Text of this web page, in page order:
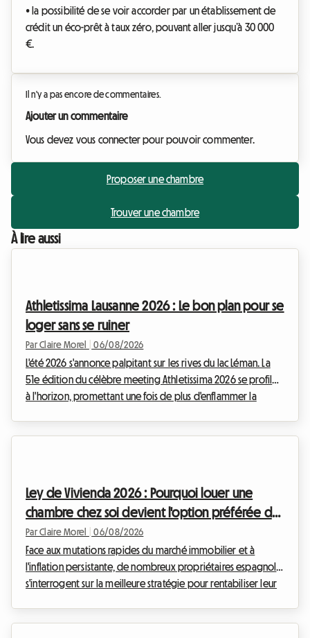
• la possibilité de se voir accorder par un établissement de
crédit un éco-prêt à taux zéro, pouvant aller jusqu’à 30 000
€.
Il n'y a pas encore de commentaires.
Ajouter un commentaire
Vous devez vous connecter pour pouvoir commenter.
Proposer une chambre
Trouver une chambre
À lire aussi
Athletissima Lausanne 2026 : Le bon plan pour se
loger sans se ruiner
Par Claire Morel 06/08/2026
L'été 2026 s'annonce palpitant sur les rives du lac Léman. La
51e édition du célèbre meeting Athletissima 2026 se profile
à l'horizon, promettant une fois de plus d'enflammer la
représente le poste de dépense le plu...
Ley de Vivienda 2026 : Pourquoi louer une
chambre chez soi devient l'option préférée des
propriétaires en Espagne
Par Claire Morel 06/08/2026
Face aux mutations rapides du marché immobilier et à
l'inflation persistante, de nombreux propriétaires espagnols
s'interrogent sur la meilleure stratégie pour rentabiliser leur